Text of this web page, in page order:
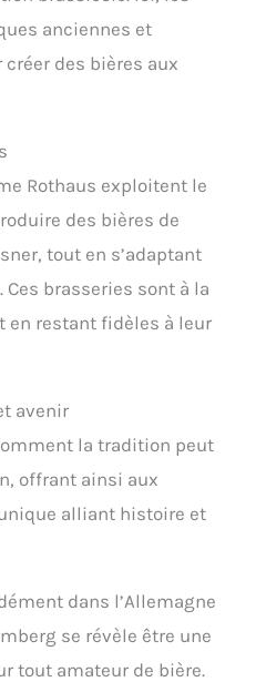
anciennes et
des bières aux
Rothaus exploitent le
des bières de
tout en s’adaptant
brasseries sont à la
en restant fidèles à leur
avenir
la tradition peut
offrant ainsi aux
alliant histoire et
dans l’Allemagne
se révèle être une
tout amateur de bière.